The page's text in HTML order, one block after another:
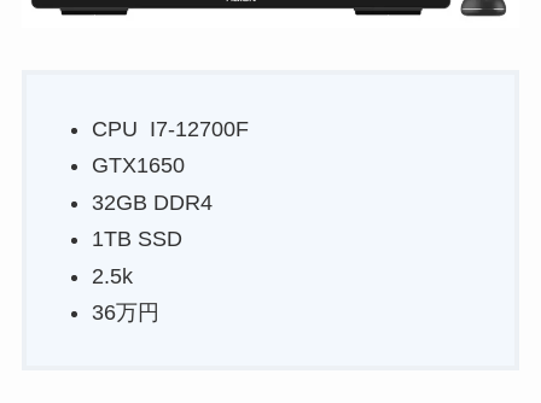
CPU I7-12700F
GTX1650
32GB DDR4
1TB SSD
2.5k
36万円